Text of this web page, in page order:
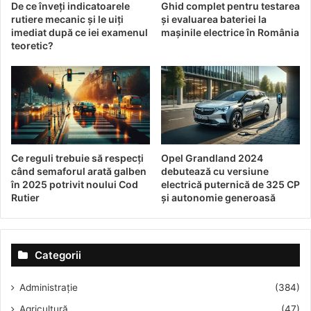
Pentru a depăși obstacolele actuale, Hyundai a prioritizat
câteva direcții strategice care sunt menite să
îmbunătățească perspectivele viitoare. Compania
intenționează să se concentreze pe inovație tehnologică,
digitalizare și tranziția către vehicule ecologice.
Investiții în tehnologie și
sustenabilitate
În pofida provocărilor, Hyundai și-a asumat un angajament
clar față de vehiculele electrice și soluțiile de mobilitate
electrice și dezvoltarea infrastructurii necesare pentru a
sprijini această tranziție ecologică. Totodată, îmbunătățirea
priorități esențiale pentru viitor.
De ce înveți indicatoarele
rutiere mecanic și le uiți
imediat după ce iei examenul
teoretic?
Ghid complet pentru testarea
și evaluarea bateriei la
mașinile electrice în România
Ce reguli trebuie să respecți
când semaforul arată galben
în 2025 potrivit noului Cod
Rutier
Opel Grandland 2024
debutează cu versiune
electrică puternică de 325 CP
și autonomie generoasă
Categorii
Administrație
(384)